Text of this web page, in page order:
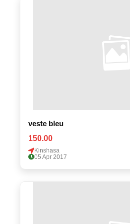
veste bleu
150.00
Kinshasa
05 Apr 2017